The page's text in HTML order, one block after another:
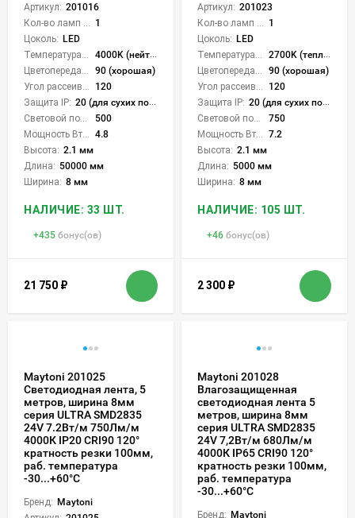
Артикул: 201016
1
Цоколь: LED
4000K (нейтральный)
90 (хорошая)
120
Защита IP: 20 (для сухих пом.)
500
4.8
Высота: 2.1 мм
Длина: 50000 мм
Ширина: 8 мм
НАЛИЧИЕ: 33 ШТ.
+435 бонус(ов)
21 750 ₽
Артикул: 201023
1
Цоколь: LED
2700K (теплый)
90 (хорошая)
120
Защита IP: 20 (для сухих пом.)
750
7.2
Высота: 2.1 мм
Длина: 5000 мм
Ширина: 8 мм
НАЛИЧИЕ: 105 ШТ.
+46 бонус(ов)
2 300 ₽
Maytoni 201025
Светодиодная лента, 5
метров, ширина 8мм
серия ULTRA SMD2835
24V 7.2Вт/м 750Лм/м
4000К IP20 CRI90 120°
кратность резки 100мм,
раб. температура
-30...+60°С
Бренд: Maytoni
Maytoni 201028
Влагозащищенная
светодиодная лента 5
метров, ширина 8мм
серия ULTRA SMD2835
24V 7,2Вт/м 680Лм/м
4000К IP65 CRI90 120°
кратность резки 100мм,
раб. температура
-30...+60°С
Бренд: Maytoni